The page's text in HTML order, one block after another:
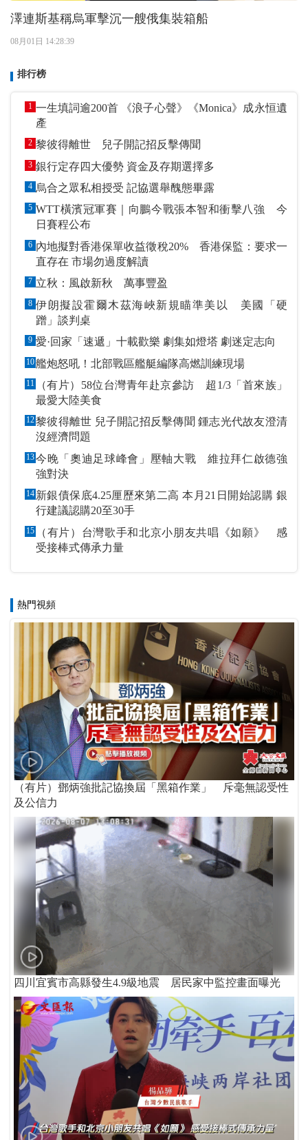
澤連斯基稱烏軍擊沉一艘俄集裝箱船
08月01日 14:28:39
排行榜
1 一生填詞逾200首 《浪子心聲》《Monica》成永恒遺
產
2 黎彼得離世 兒子開記招反擊傳聞
3 銀行定存四大優勢 資金及存期選擇多
4 烏合之眾私相授受 記協選舉醜態畢露
5 WTT橫濱冠軍賽｜向鵬今戰張本智和衝擊八強 今
日賽程公布
6 內地擬對香港保單收益徵稅20% 香港保監：要求一
直存在 市場勿過度解讀
7 立秋：風啟新秋 萬事豐盈
8 伊朗擬設霍爾木茲海峽新規瞄準美以 美國「硬
蹭」談判桌
9 愛·回家「速遞」十載歡樂 劇集如燈塔 劇迷定志向
10艦炮怒吼！北部戰區艦艇編隊高燃訓練現場
11
（有片）58位台灣青年赴京參訪 超1/3「首來族」
最愛大陸美食
12黎彼得離世 兒子開記招反擊傳聞 鍾志光代故友澄清
沒經濟問題
13今晚「奧迪足球峰會」壓軸大戰 維拉拜仁啟德強
強對決
14 新銀債保底4.25厘歷來第二高 本月21日開始認購 銀
行建議認購20至30手
15
（有片）台灣歌手和北京小朋友共唱《如願》 感
受接棒式傳承力量
熱門視頻
（有片）鄧炳強批記協換屆「黑箱作業」 斥毫無認受性
及公信力
四川宜賓市高縣發生4.9級地震 居民家中監控畫面曝光